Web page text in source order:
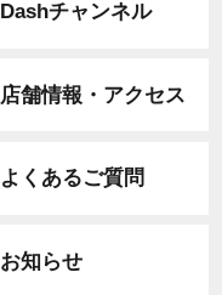
Dashチャンネル
店舗情報・アクセス
よくあるご質問
お知らせ